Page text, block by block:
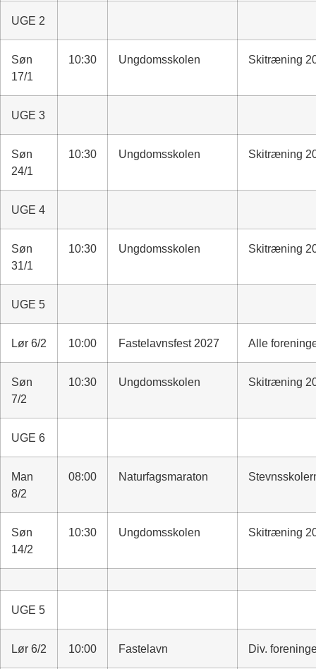
UGE 2
Søn
17/1
10:30 Ungdomsskolen Skitræning
UGE 3
Søn
24/1
10:30 Ungdomsskolen Skitræning
UGE 4
Søn
31/1
10:30 Ungdomsskolen Skitræning
UGE 5
Lør 6/2 10:00 Fastelavnsfest 2027 Alle
Søn
7/2
10:30 Ungdomsskolen Skitræning
UGE 6
Man
8/2
08:00 Naturfagsmaraton
Søn
14/2
10:30 Ungdomsskolen Skitræning
UGE 5
Lør 6/2 10:00 Fastelavn Div.